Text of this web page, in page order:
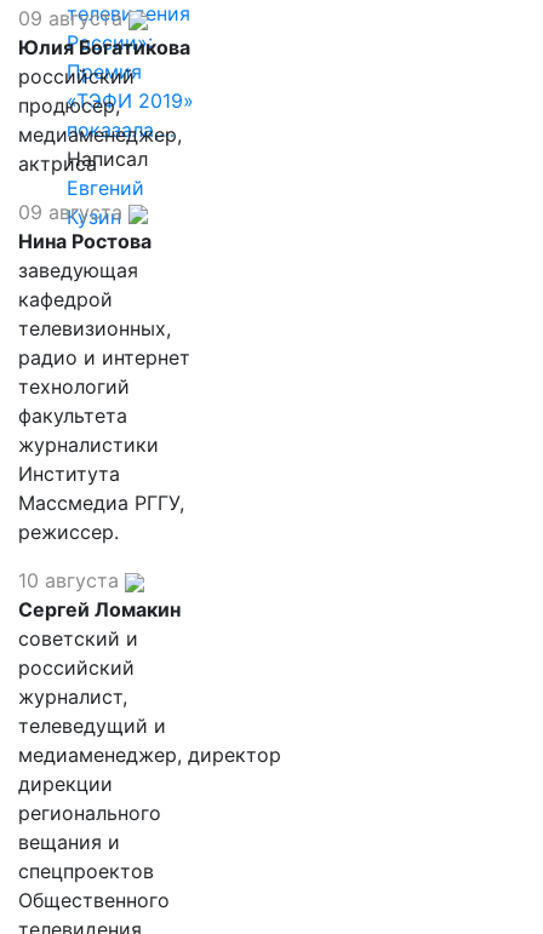
телевидения
России»:
Премия
«ТЭФИ 2019»
показала,…
Написал
Евгений
Кузин
09 августа
Юлия Богатикова
российский
продюсер,
медиаменеджер,
актриса
09 августа
Нина Ростова
заведующая
кафедрой
телевизионных,
радио и интернет
технологий
факультета
журналистики
Института
Массмедиа РГГУ,
режиссер.
10 августа
Сергей Ломакин
советский и
российский
журналист,
телеведущий и
медиаменеджер, директор
дирекции
регионального
вещания и
спецпроектов
Общественного
телевидения